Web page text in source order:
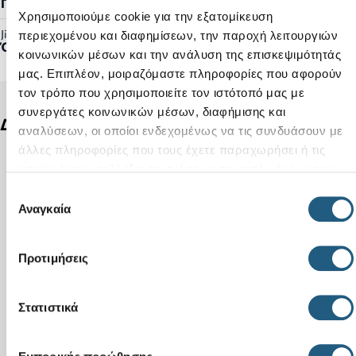
Χρησιμοποιούμε cookie για την εξατομίκευση
περιεχομένου και διαφημίσεων, την παροχή λειτουργιών
κοινωνικών μέσων και την ανάλυση της επισκεψιμότητάς
μας. Επιπλέον, μοιραζόμαστε πληροφορίες που αφορούν
τον τρόπο που χρησιμοποιείτε τον ιστότοπό μας με
συνεργάτες κοινωνικών μέσων, διαφήμισης και
αναλύσεων, οι οποίοι ενδεχομένως να τις συνδυάσουν με
άλλες πληροφορίες που τους έχετε παραχωρήσει ή τις
συγκατάθεσης
Αναγκαία
Προτιμήσεις
Στατιστικά
Jibbitz™ Ready:
Όχι
Δείτε ακόμη